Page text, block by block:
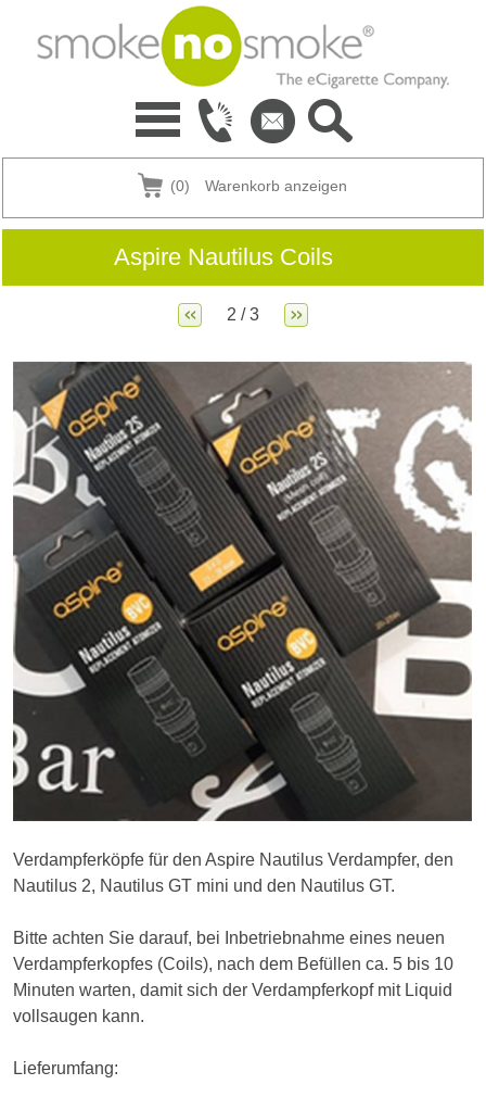
(0) Warenkorb anzeigen
Aspire Nautilus Coils
2 / 3
Verdampferköpfe für den Aspire Nautilus Verdampfer, den
Nautilus 2, Nautilus GT mini und den Nautilus GT.
Bitte achten Sie darauf, bei Inbetriebnahme eines neuen
Verdampferkopfes (Coils), nach dem Befüllen ca. 5 bis 10
Minuten warten, damit sich der Verdampferkopf mit Liquid
vollsaugen kann.
Lieferumfang: